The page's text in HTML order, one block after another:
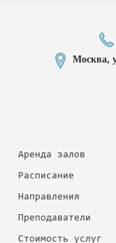
Москва,
Аренда залов
Расписание
Направления
Преподаватели
Стоимость услуг